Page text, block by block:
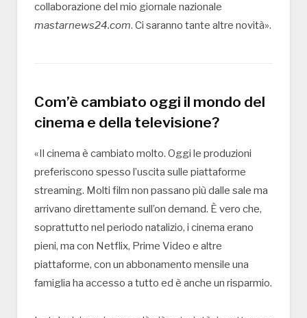
collaborazione del mio giornale nazionale
mastarnews24.com. Ci saranno tante altre novità».
Com’è cambiato oggi il mondo del
cinema e della televisione?
«Il cinema è cambiato molto. Oggi le produzioni
preferiscono spesso l’uscita sulle piattaforme
streaming. Molti film non passano più dalle sale ma
arrivano direttamente sull’on demand. È vero che,
soprattutto nel periodo natalizio, i cinema erano
pieni, ma con Netflix, Prime Video e altre
piattaforme, con un abbonamento mensile una
famiglia ha accesso a tutto ed è anche un risparmio.